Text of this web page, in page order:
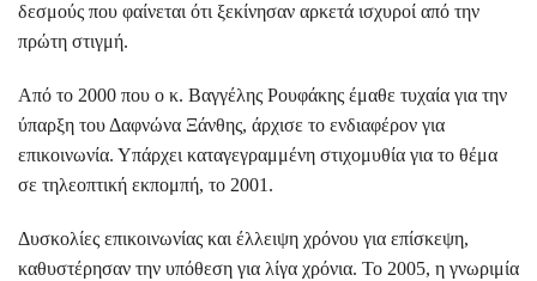
δεσμούς που φαίνεται ότι ξεκίνησαν αρκετά ισχυροί από την
πρώτη στιγμή.
Από το 2000 που ο κ. Βαγγέλης Ρουφάκης έμαθε τυχαία για την
ύπαρξη του Δαφνώνα Ξάνθης, άρχισε το ενδιαφέρον για
επικοινωνία. Υπάρχει καταγεγραμμένη στιχομυθία για το θέμα
σε τηλεοπτική εκπομπή, το 2001.
Δυσκολίες επικοινωνίας και έλλειψη χρόνου για επίσκεψη,
καθυστέρησαν την υπόθεση για λίγα χρόνια. Το 2005, η γνωριμία